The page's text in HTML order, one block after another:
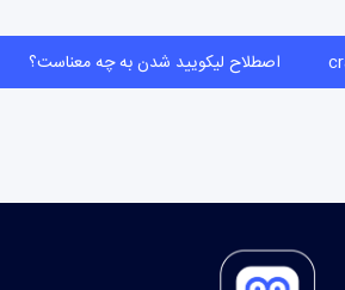
اصطلاح لیکویید شدن به چه معناست؟